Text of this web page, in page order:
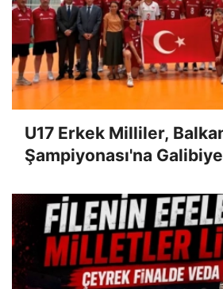
U17 Erkek Milliler,
Şampiyonası'na